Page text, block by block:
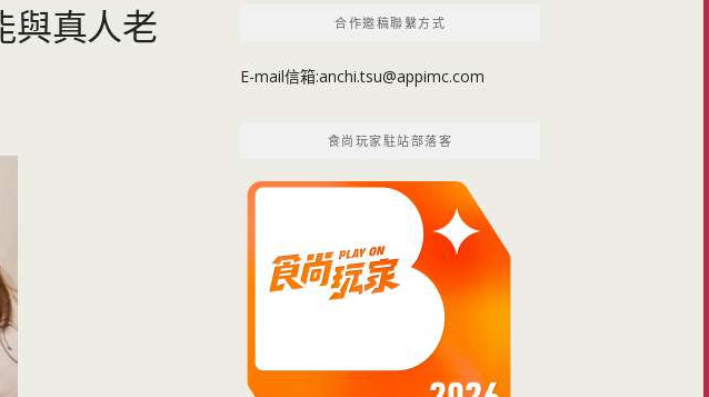
與真人老
合作邀稿聯繫方式
E-mail信箱:anchi.tsu@appimc.com
食尚玩家駐站部落客